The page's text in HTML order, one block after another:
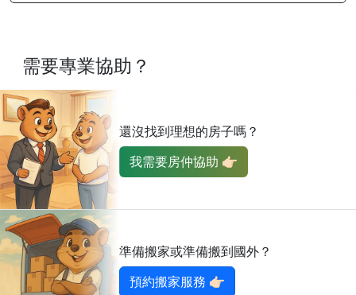
需要專業協助？
還沒找到理想的房子嗎？
我需要房仲協助 👉🏻
準備搬家或準備搬到國外？
預約搬家服務 👉🏻